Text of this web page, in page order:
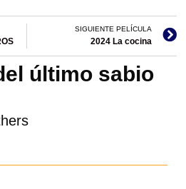
SIGUIENTE PELÍCULA
2024 La cocina
último sabio